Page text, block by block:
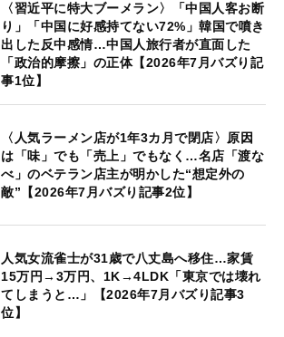
〈習近平に特大ブーメラン〉「中国人客お断
り」「中国に好感持てない72%」韓国で噴き
出した反中感情…中国人旅行者が直面した
「政治的摩擦」の正体【2026年7月バズり記
事1位】
〈人気ラーメン店が1年3カ月で閉店〉原因
は「味」でも「売上」でもなく…名店「渡な
べ」のベテラン店主が明かした“想定外の
敵”【2026年7月バズり記事2位】
人気女流雀士が31歳で八丈島へ移住…家賃
15万円→3万円、1K→4LDK「東京では壊れ
てしまうと…」【2026年7月バズり記事3
位】